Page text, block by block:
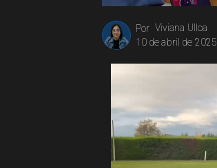
Viviana Ulloa
Por
10 de abril de 2025